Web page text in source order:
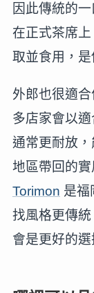
因此傳統的
在正式茶席
取並食用，是
外郎也很適
多店家會以
通常更耐放
地區帶回的實
Torimon 是福
找風格更傳
會是更好的選